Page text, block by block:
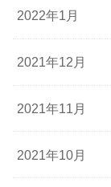
2022年1月
2021年12月
2021年11月
2021年10月